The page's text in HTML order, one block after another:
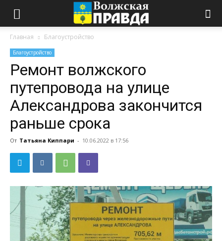
Главная Благоустройство
Благоустройство
Ремонт волжского
путепровода на улице
Александрова закончится
раньше срока
От Татьяна Киппари - 10.06.2022 в 17:56